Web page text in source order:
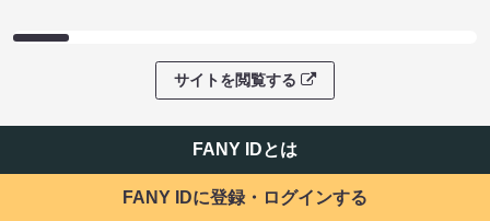
サイトを閲覧する
FANY IDとは
FANY IDに登録・ログインする